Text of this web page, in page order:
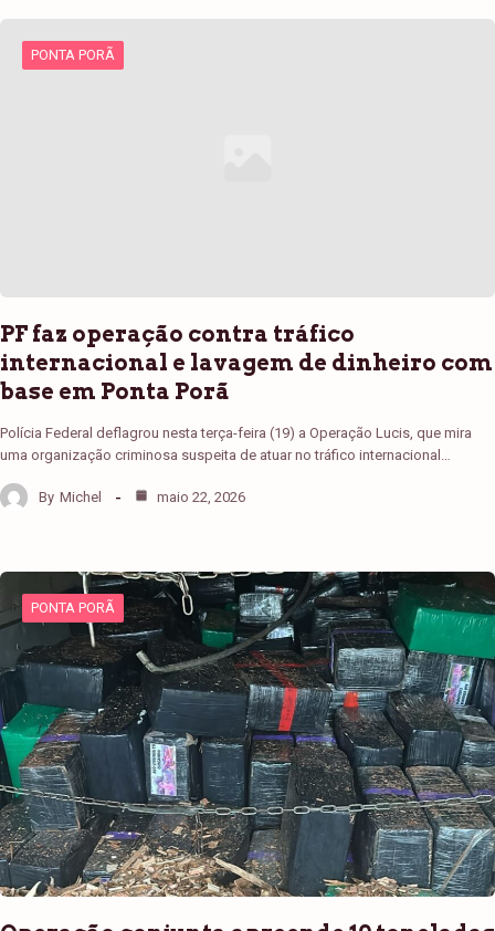
PONTA PORÃ
PF faz operação contra tráfico
internacional e lavagem de dinheiro com
base em Ponta Porã
Polícia Federal deflagrou nesta terça-feira (19) a Operação Lucis, que mira
uma organização criminosa suspeita de atuar no tráfico internacional…
By Michel maio 22, 2026
PONTA PORÃ